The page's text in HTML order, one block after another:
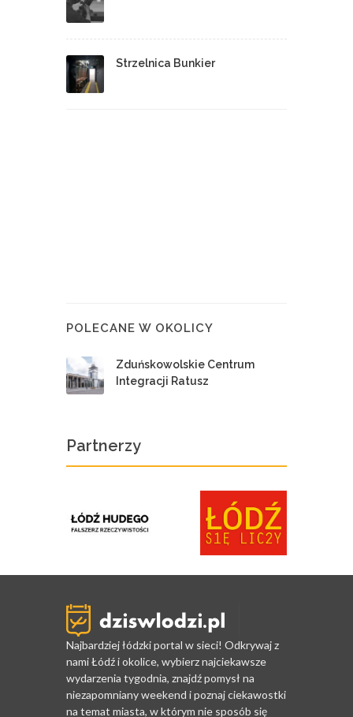
Strzelnica Bunkier
POLECANE W OKOLICY
Zduńskowolskie Centrum
Integracji Ratusz
Partnerzy
Najbardziej łódzki portal w sieci! Odkrywaj z
nami Łódź i okolice, wybierz najciekawsze
wydarzenia tygodnia, znajdź pomysł na
niezapomniany weekend i poznaj ciekawostki
na temat miasta, w którym nie sposób się